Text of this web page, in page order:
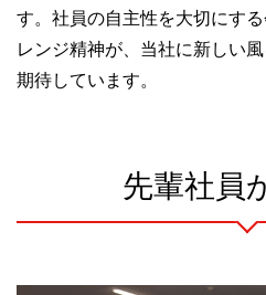
す。社員の自主性を大切にす
レンジ精神が、当社に新しい
期待しています。
先輩社員